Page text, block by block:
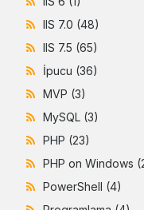
IIS 7.0 (48)
IIS 7.5 (65)
İpucu (36)
MVP (3)
MySQL (3)
PHP (23)
PHP on Windows
PowerShell (4)